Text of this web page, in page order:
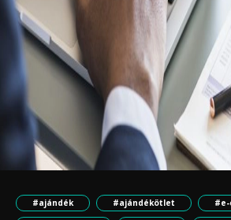
#ajándék #ajándékötlet